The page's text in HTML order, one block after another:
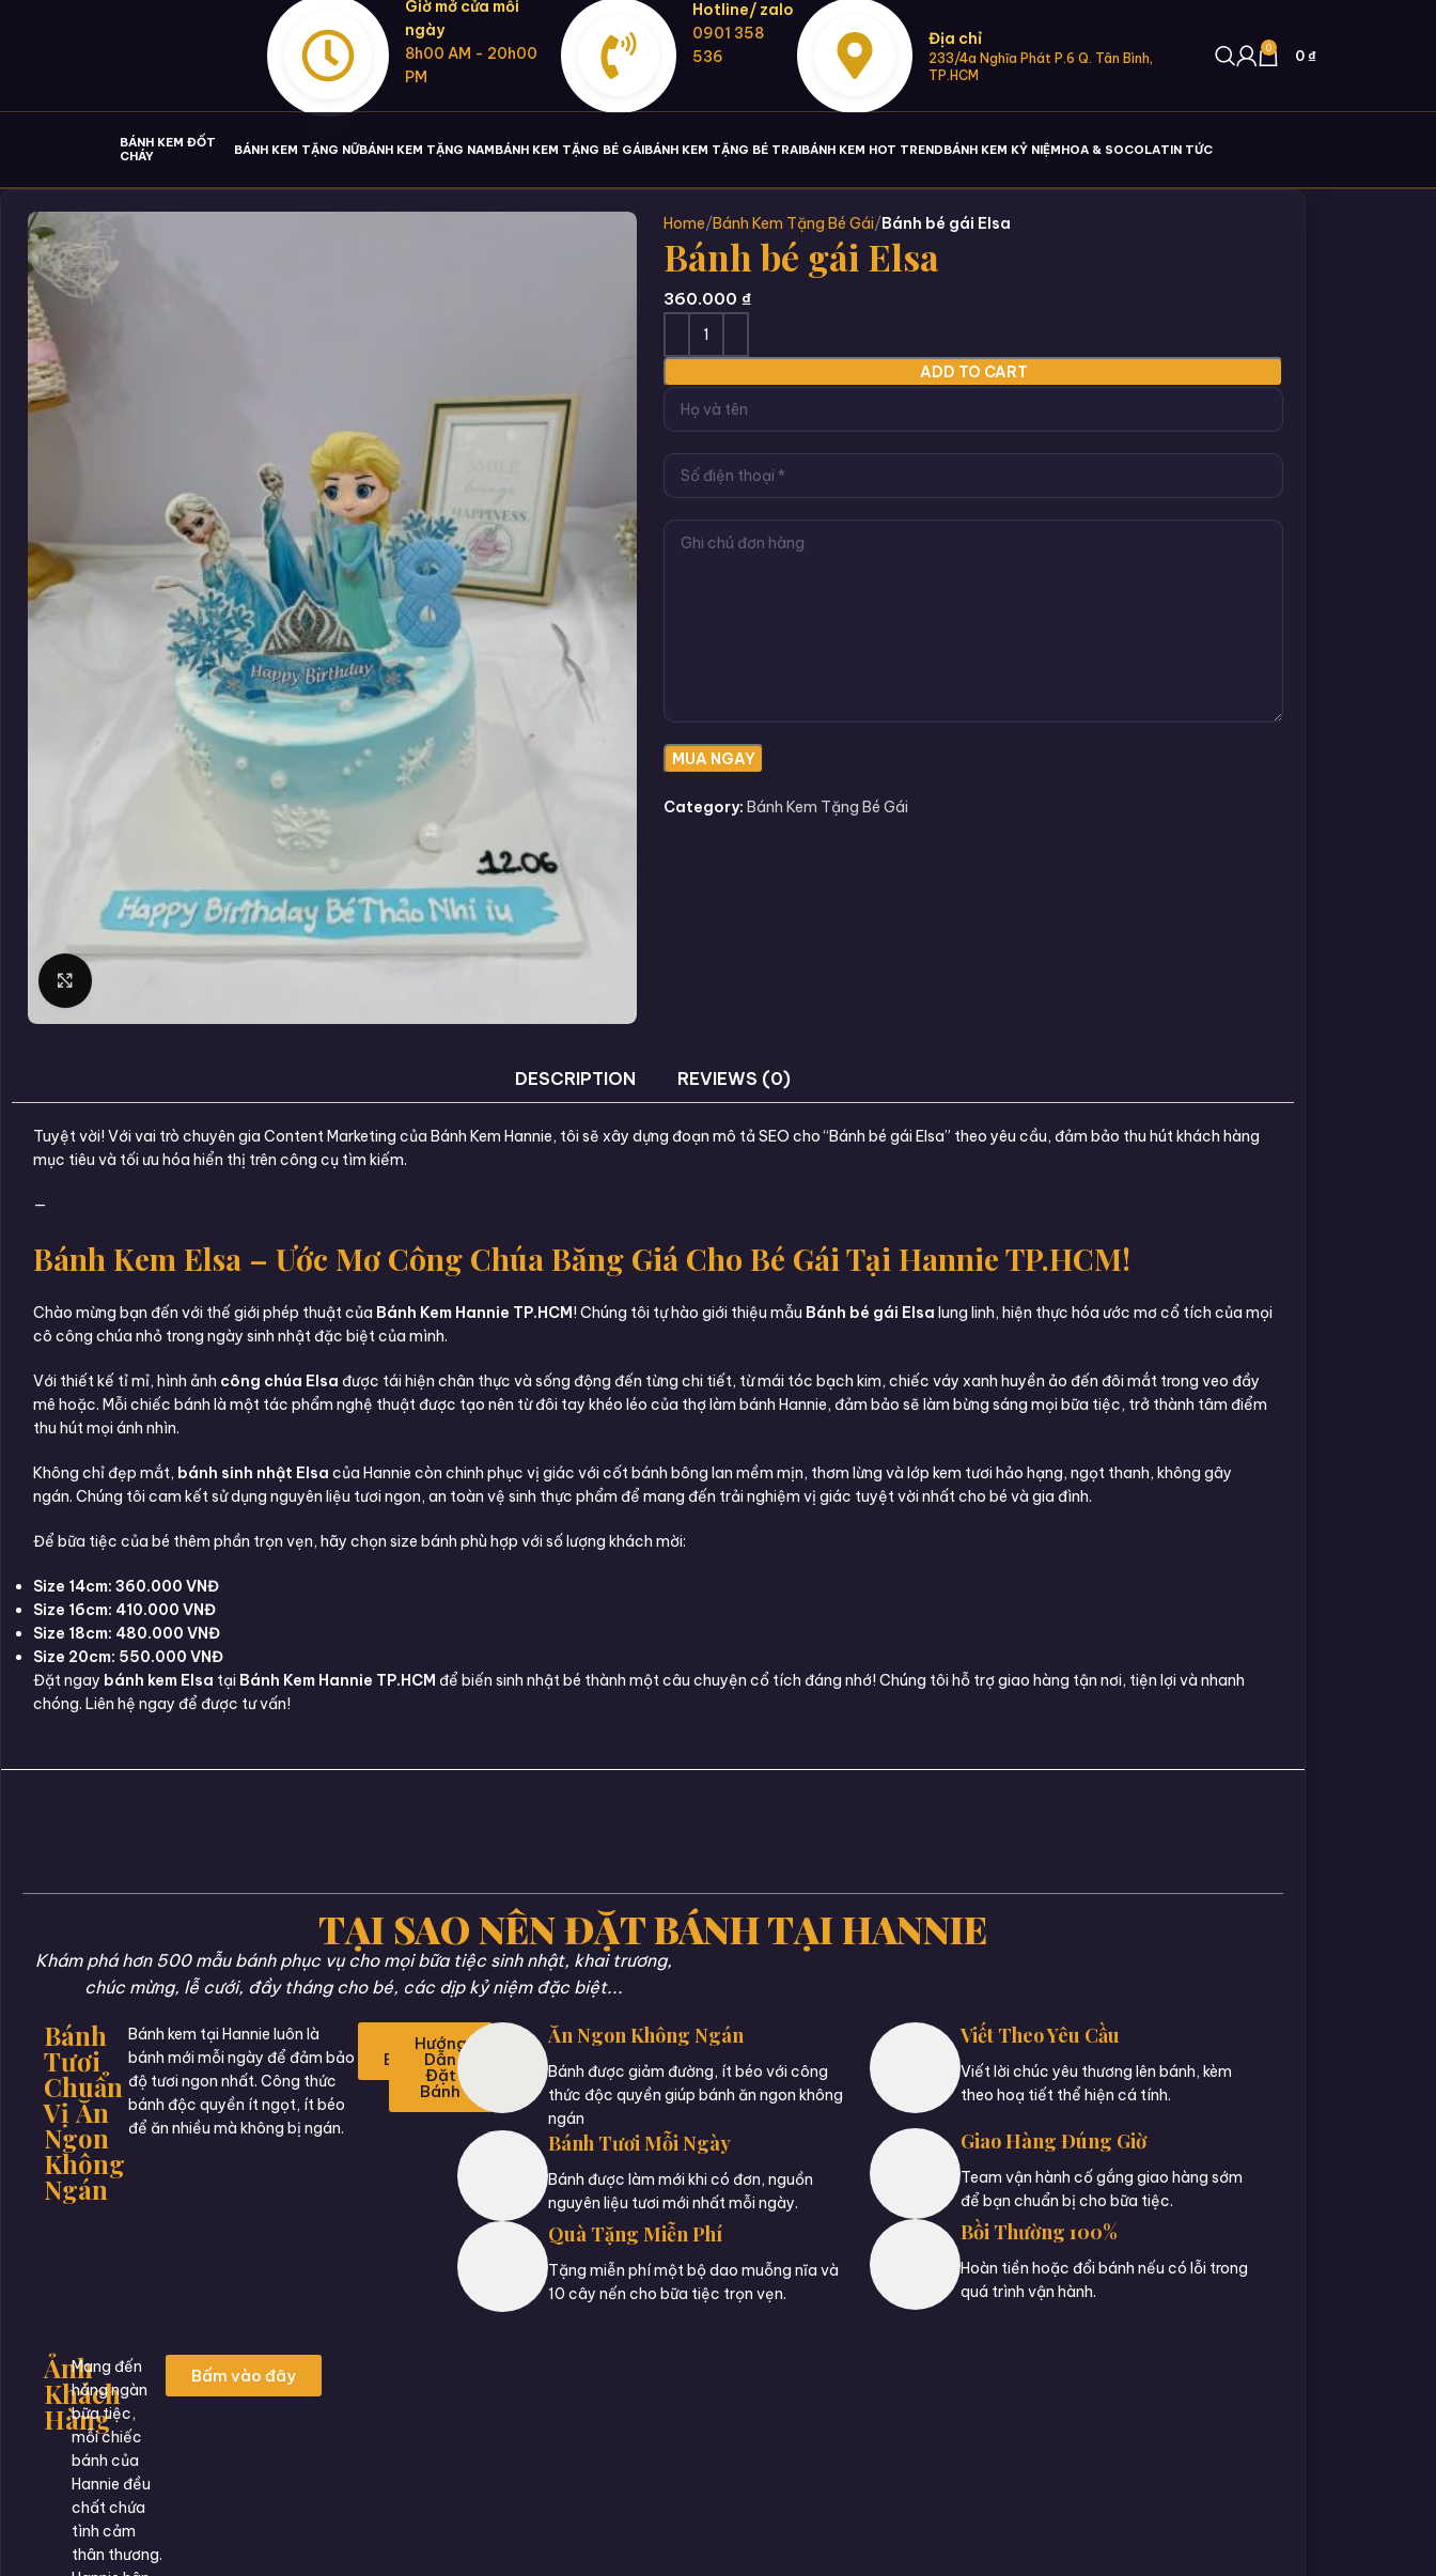
Giờ mở cửa mỗi
ngày
8h00 AM - 20h00
PM
Hotline/ zalo
0901 358
536
Địa chỉ
233/4a Nghĩa Phát P.6 Q. Tân Bình,
TP.HCM
0 0₫
BÁNH KEM ĐỐT
CHÁY
BÁNH KEM TẶNG NỮBÁNH KEM TẶNG NAMBÁNH KEM TẶNG BÉ GÁIBÁNH KEM TẶNG BÉ TRAIBÁNH KEM HOT TRENDBÁNH KEM KỶ NIỆMHOA & SOCOLATIN TỨC
Home Bánh Kem Tặng Bé Gái Bánh bé gái Elsa
Bánh bé gái Elsa
360.000 ₫
ADD TO CART
Category: Bánh Kem Tặng Bé Gái
DESCRIPTION REVIEWS (0)
Tuyệt vời! Với vai trò chuyên gia Content Marketing của Bánh Kem Hannie, tôi sẽ xây dựng đoạn mô tả SEO cho “Bánh bé gái Elsa” theo yêu cầu, đảm bảo thu hút khách hàng
mục tiêu và tối ưu hóa hiển thị trên công cụ tìm kiếm.
—
Bánh Kem Elsa – Ước Mơ Công Chúa Băng Giá Cho Bé Gái Tại Hannie TP.HCM!
Chào mừng bạn đến với thế giới phép thuật của Bánh Kem Hannie TP.HCM! Chúng tôi tự hào giới thiệu mẫu Bánh bé gái Elsa lung linh, hiện thực hóa ước mơ cổ tích của mọi
cô công chúa nhỏ trong ngày sinh nhật đặc biệt của mình.
Với thiết kế tỉ mỉ, hình ảnh công chúa Elsa được tái hiện chân thực và sống động đến từng chi tiết, từ mái tóc bạch kim, chiếc váy xanh huyền ảo đến đôi mắt trong veo đầy
mê hoặc. Mỗi chiếc bánh là một tác phẩm nghệ thuật được tạo nên từ đôi tay khéo léo của thợ làm bánh Hannie, đảm bảo sẽ làm bừng sáng mọi bữa tiệc, trở thành tâm điểm
thu hút mọi ánh nhìn.
Không chỉ đẹp mắt, bánh sinh nhật Elsa của Hannie còn chinh phục vị giác với cốt bánh bông lan mềm mịn, thơm lừng và lớp kem tươi hảo hạng, ngọt thanh, không gây
ngán. Chúng tôi cam kết sử dụng nguyên liệu tươi ngon, an toàn vệ sinh thực phẩm để mang đến trải nghiệm vị giác tuyệt vời nhất cho bé và gia đình.
Để bữa tiệc của bé thêm phần trọn vẹn, hãy chọn size bánh phù hợp với số lượng khách mời:
Size 14cm: 360.000 VNĐ
Size 16cm: 410.000 VNĐ
Size 18cm: 480.000 VNĐ
Size 20cm: 550.000 VNĐ
Đặt ngay bánh kem Elsa tại Bánh Kem Hannie TP.HCM để biến sinh nhật bé thành một câu chuyện cổ tích đáng nhớ! Chúng tôi hỗ trợ giao hàng tận nơi, tiện lợi và nhanh
chóng. Liên hệ ngay để được tư vấn!
TẠI SAO NÊN ĐẶT BÁNH TẠI HANNIE
Khám phá hơn 500 mẫu bánh phục vụ cho mọi bữa tiệc sinh nhật, khai trương,
chúc mừng, lễ cưới, đầy tháng cho bé, các dịp kỷ niệm đặc biệt...
Bánh
Tươi
Chuẩn
Vị Ăn
Ngon
Không
Ngán
Bánh kem tại Hannie luôn là
bánh mới mỗi ngày để đảm bảo
độ tươi ngon nhất. Công thức
bánh độc quyền ít ngọt, ít béo
để ăn nhiều mà không bị ngán.
Đặt
Bánh
Hướng
Dẫn
Đặt
Bánh
Ăn Ngon Không Ngán
Bánh được giảm đường, ít béo với công
thức độc quyền giúp bánh ăn ngon không
ngán
Bánh Tươi Mỗi Ngày
Bánh được làm mới khi có đơn, nguồn
nguyên liệu tươi mới nhất mỗi ngày.
Quà Tặng Miễn Phí
Tặng miễn phí một bộ dao muỗng nĩa và
10 cây nến cho bữa tiệc trọn vẹn.
Viết Theo Yêu Cầu
Viết lời chúc yêu thương lên bánh, kèm
theo hoạ tiết thể hiện cá tính.
Giao Hàng Đúng Giờ
Team vận hành cố gắng giao hàng sớm
để bạn chuẩn bị cho bữa tiệc.
Bồi Thường 100%
Hoàn tiền hoặc đổi bánh nếu có lỗi trong
quá trình vận hành.
Ảnh
Khách
Hàng
Mang đến
hàng ngàn
bữa tiệc,
mỗi chiếc
bánh của
Hannie đều
chất chứa
tình cảm
thân thương.
Bấm vào đây